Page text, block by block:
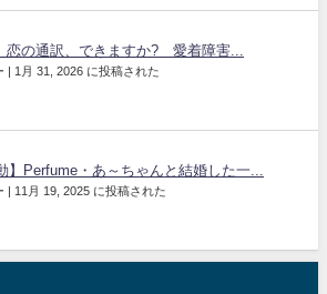
恋の通訳、できますか? 愛着障害...
| 1月 31, 2026 に投稿された
】Perfume・あ～ちゃんと結婚した一...
| 11月 19, 2025 に投稿された